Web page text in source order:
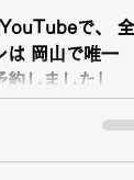
のでこれから自
です＾＾」と
「似合うものを
れるサロンで
断
一
しました」と
を受けてくださ